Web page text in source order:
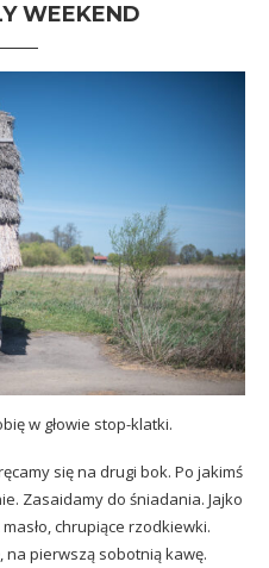
WEEKEND
w głowie stop-klatki.
się na drugi bok. Po jakimś
Zasaidamy do śniadania. Jajko
chrupiące rzodkiewki.
pierwszą sobotnią kawę.